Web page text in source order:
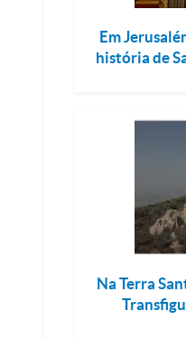
Em
história de
Na Terra